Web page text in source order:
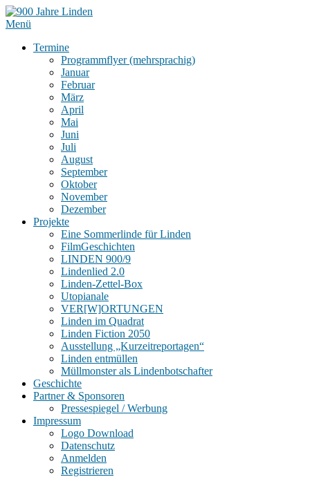
Menü
Termine
Programmflyer (mehrsprachig)
Januar
Februar
März
April
Mai
Juni
Juli
August
September
Oktober
November
Dezember
Projekte
Eine Sommerlinde für Linden
FilmGeschichten
LINDEN 900/9
Lindenlied 2.0
Linden-Zettel-Box
Utopianale
VER[W]ORTUNGEN
Linden im Quadrat
Linden Fiction 2050
Ausstellung „Kurzeitreportagen“
Linden entmüllen
Müllmonster als Lindenbotschafter
Geschichte
Partner & Sponsoren
Pressespiegel / Werbung
Impressum
Logo Download
Datenschutz
Anmelden
Registrieren